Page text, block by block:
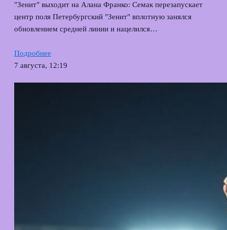
"Зенит" выходит на Алана Франко: Семак перезапускает
центр поля Петербургский "Зенит" вплотную занялся
обновлением средней линии и нацелился…
Подробнее
7 августа, 12:19